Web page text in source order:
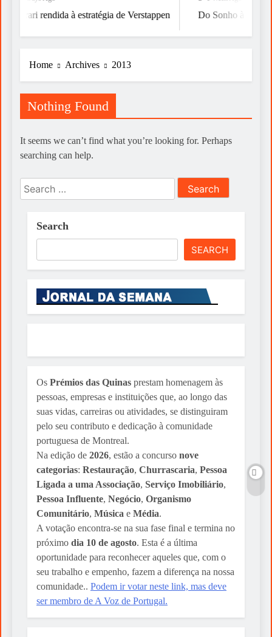
Ferrari rendida à estratégia de Verstappen Do Sonho à Vitória
Home Archives 2013
Nothing Found
It seems we can’t find what you’re looking for. Perhaps
searching can help.
Search
for:
Search
SEARCH
Os Prémios das Quinas prestam homenagem às
pessoas, empresas e instituições que, ao longo das
suas vidas, carreiras ou atividades, se distinguiram
pelo seu contributo e dedicação à comunidade
portuguesa de Montreal.
Na edição de 2026, estão a concurso nove
categorias: Restauração, Churrascaria, Pessoa
Ligada a uma Associação, Serviço Imobiliário,
Pessoa Influente, Negócio, Organismo
Comunitário, Música e Média.
A votação encontra-se na sua fase final e termina no
próximo dia 10 de agosto. Esta é a última
oportunidade para reconhecer aqueles que, com o
seu trabalho e empenho, fazem a diferença na nossa
comunidade.. Podem ir votar neste link, mas deve
ser membro de A Voz de Portugal.